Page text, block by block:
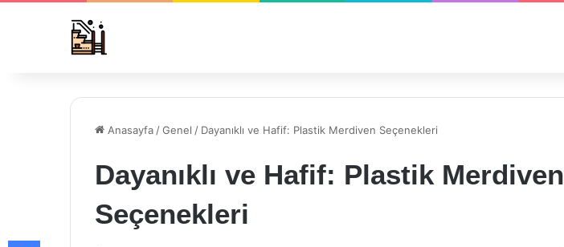
Anasayfa /Genel / Dayanıklı ve Hafif: Plastik Merdiven Seçenekleri
Dayanıklı ve Hafif: Plastik Merdiven
Seçenekleri
Facebook